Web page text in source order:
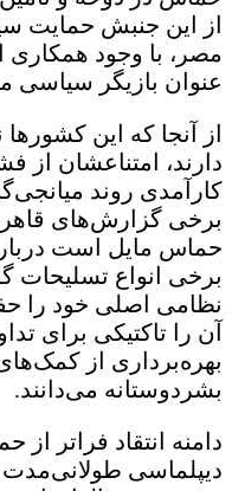
از این جنبش حمایت
مصر، با وجود همکاری
عنوان بازیگر سیاسی
از آنجا که این
دارند، امتناعشان از
کارآمدی روند
برخی گزارش‌های
حماس مایل است
برخی انواع تسلیحات
نظامی اصلی خود را
آن را تاکتیکی برای
بهره‌برداری از
بشردوستانه می‌دانند.
دامنه انتقاد فراتر
دیپلماسی طولانی‌مدت